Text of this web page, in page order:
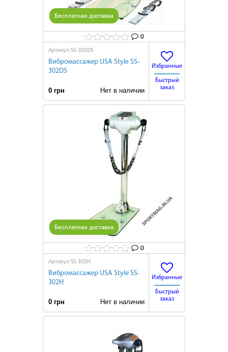
0
Бесплатная доставка
Артикул SS-302D5
Вибромассажер USA Style SS-
302D5
0 грн Нет в наличии
Избранные
Быстрый
заказ
0
Бесплатная доставка
Артикул SS-302Н
Вибромассажер USA Style SS-
302Н
0 грн Нет в наличии
Избранные
Быстрый
заказ